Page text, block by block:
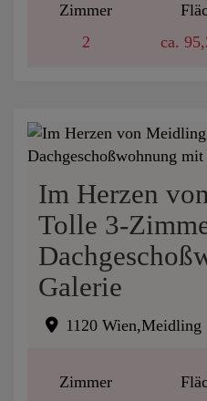
Zimmer
2
ca.
Im Herzen
Tolle 3-
Galerie
1120 Wien,Meidling
Zimmer